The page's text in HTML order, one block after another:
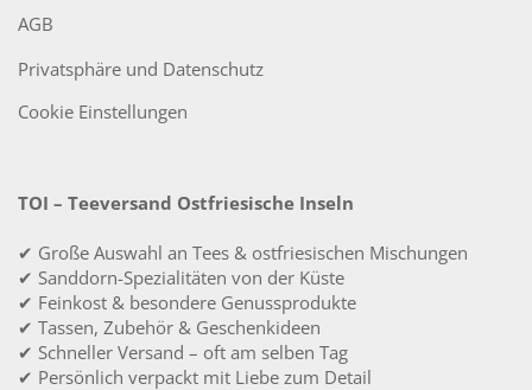
AGB
Privatsphäre und Datenschutz
Cookie Einstellungen
TOI – Teeversand Ostfriesische Inseln
✔ Große Auswahl an Tees & ostfriesischen Mischungen
✔ Sanddorn-Spezialitäten von der Küste
✔ Feinkost & besondere Genussprodukte
✔ Tassen, Zubehör & Geschenkideen
✔ Schneller Versand – oft am selben Tag
✔ Persönlich verpackt mit Liebe zum Detail